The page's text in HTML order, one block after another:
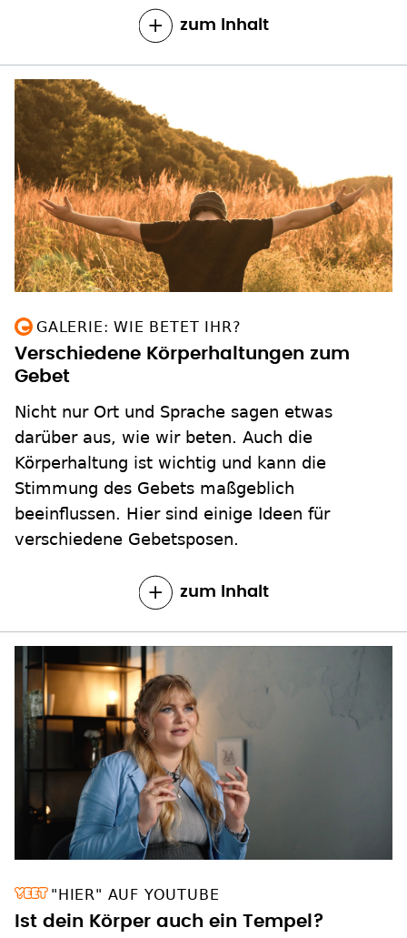
zum Inhalt
GALERIE: WIE BETET IHR?
Verschiedene Körperhaltungen zum
Gebet
Nicht nur Ort und Sprache sagen etwas
darüber aus, wie wir beten. Auch die
Körperhaltung ist wichtig und kann die
Stimmung des Gebets maßgeblich
beeinflussen. Hier sind einige Ideen für
verschiedene Gebetsposen.
zum Inhalt
"HIER" AUF YOUTUBE
Ist dein Körper auch ein Tempel?